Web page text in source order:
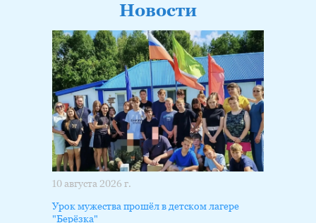
Новости
10 августа 2026 г.
Урок мужества прошёл в детском лагере
"Берёзка"